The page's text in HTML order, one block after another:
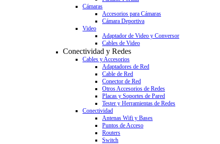
Cámaras
Accesorios para Cámaras
Cámara Deportiva
Video
Adaptador de Video y Conversor
Cables de Video
Conectividad y Redes
Cables y Accesorios
Adaptadores de Red
Cable de Red
Conector de Red
Otros Accesorios de Redes
Placas y Soportes de Pared
Tester y Herramientas de Redes
Conectividad
Antenas Wifi y Bases
Puntos de Acceso
Routers
Switch